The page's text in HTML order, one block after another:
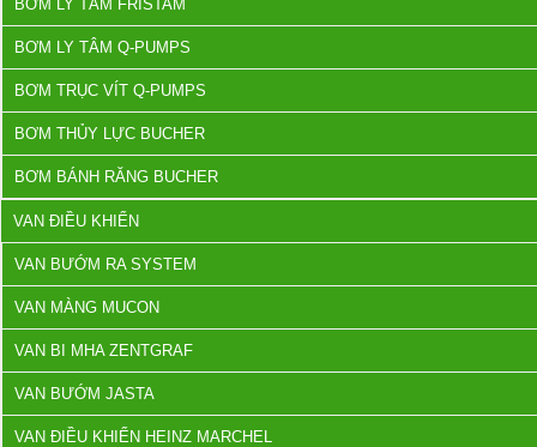
BƠM LY TÂM FRISTAM
BƠM LY TÂM Q-PUMPS
BƠM TRỤC VÍT Q-PUMPS
BƠM THỦY LỰC BUCHER
BƠM BÁNH RĂNG BUCHER
VAN ĐIỀU KHIỂN
VAN BƯỚM RA SYSTEM
VAN MÀNG MUCON
VAN BI MHA ZENTGRAF
VAN BƯỚM JASTA
VAN ĐIỀU KHIỂN HEINZ MARCHEL